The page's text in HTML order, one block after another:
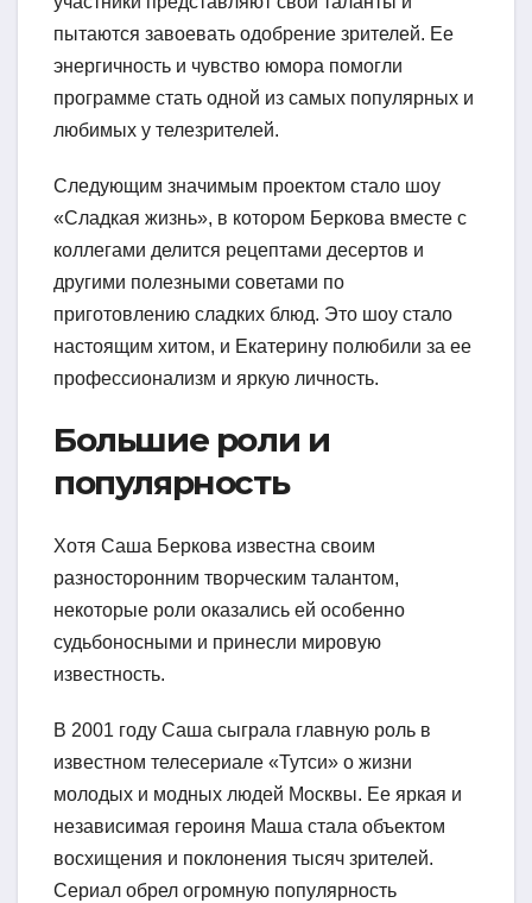
пытаются завоевать одобрение зрителей. Ее
энергичность и чувство юмора помогли
программе стать одной из самых популярных и
любимых у телезрителей.
Следующим значимым проектом стало шоу
«Сладкая жизнь», в котором Беркова вместе с
коллегами делится рецептами десертов и
другими полезными советами по
приготовлению сладких блюд. Это шоу стало
настоящим хитом, и Екатерину полюбили за ее
профессионализм и яркую личность.
Большие роли и
популярность
Хотя Саша Беркова известна своим
разносторонним творческим талантом,
некоторые роли оказались ей особенно
судьбоносными и принесли мировую
известность.
В 2001 году Саша сыграла главную роль в
известном телесериале «Тутси» о жизни
молодых и модных людей Москвы. Ее яркая и
независимая героиня Маша стала объектом
восхищения и поклонения тысяч зрителей.
Сериал обрел огромную популярность